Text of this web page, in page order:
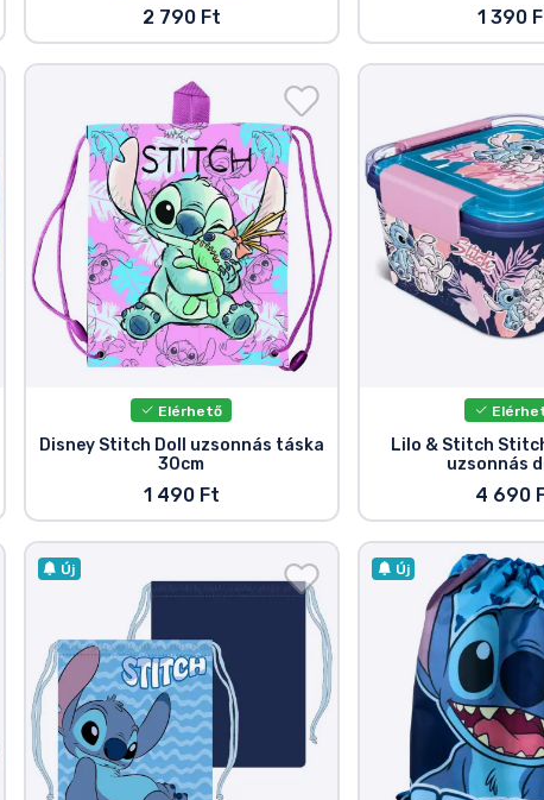
2 790 Ft 1 390
Elérhető
Disney Stitch Doll uzsonnás táska
30cm
1 490 Ft
Lilo & Stitch
uzsonnás
4 690
Új Új